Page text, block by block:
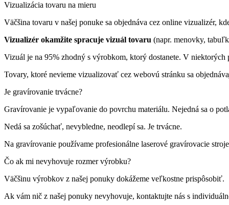
Vizualizácia tovaru na mieru
Väčšina tovaru v našej ponuke sa objednáva cez online vizualizér,
Vizualizér okamžite spracuje vizuál tovaru (napr. menovky,
Vizuál je na 95% zhodný s výrobkom, ktorý dostanete. V
Tovary, ktoré nevieme vizualizovať cez webovú stránku sa
Je gravírovanie trvácne?
Gravírovanie je vypaľovanie do povrchu materiálu. Nejedná sa o
Nedá sa zošúchať, nevybledne, neodlepí sa. Je trvácne.
Na gravírovanie používame profesionálne laserové gravírovacie
Čo ak mi nevyhovuje rozmer výrobku?
Väčšinu výrobkov z našej ponuky dokážeme veľkostne prispôsobiť.
Ak vám nič z našej ponuky nevyhovuje, kontaktujte nás s